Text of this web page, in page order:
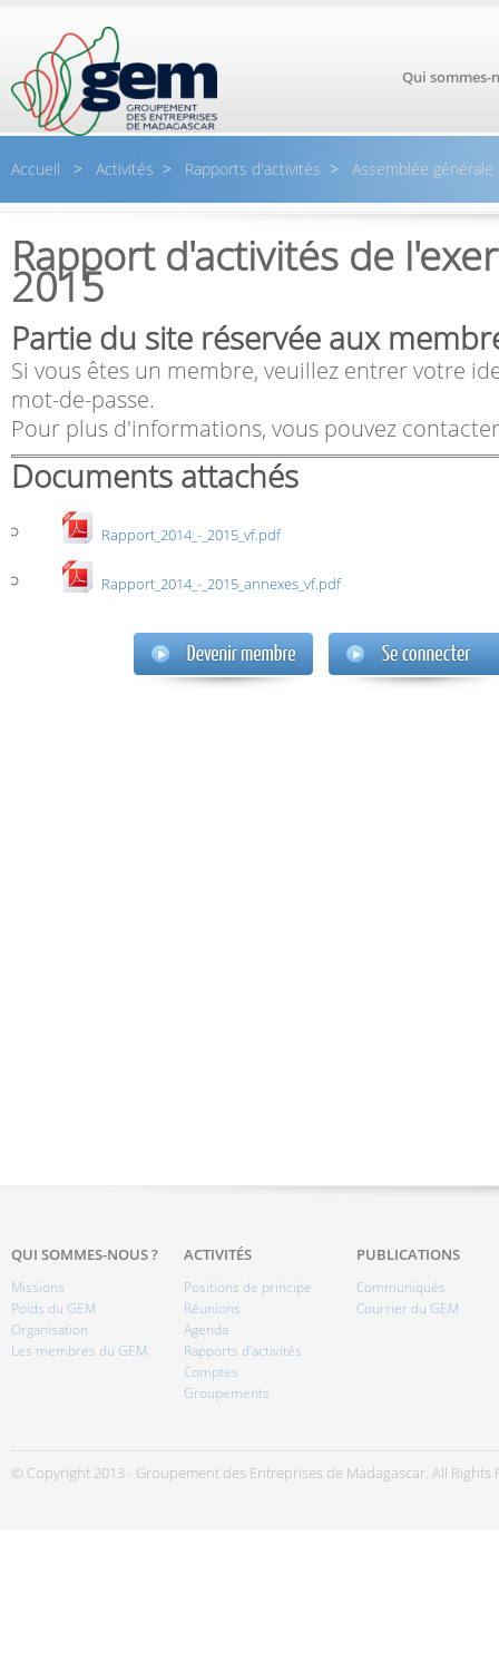
Qui sommes-
Accueil > Activités > Rapports d'activités > Assemblée générale
Rapport d'activités de
2015
Partie du site réservée aux
Si vous êtes un membre, veuillez entrer votre
mot-de-passe.
Pour plus d'informations, vous pouvez
Documents attachés
Rapport_2014_-_2015_vf.pdf
Rapport_2014_-_2015_annexes_vf.pdf
QUI SOMMES-NOUS ?
Missions
Poids du GEM
Organisation
Les membres du GEM
ACTIVITÉS
Positions de principe
Réunions
Agenda
Rapports d'activités
Comptes
Groupements
PUBLICATIONS
Communiqués
Courrier du GEM
© Copyright 2013 - Groupement des Entreprises de Madagascar. All Rights